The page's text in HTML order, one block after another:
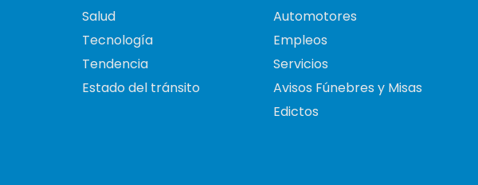
Salud
Tecnología
Tendencia
Estado del tránsito
Automotores
Empleos
Servicios
Avisos Fúnebres y Misas
Edictos